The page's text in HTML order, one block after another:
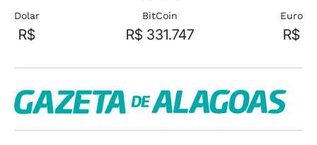
Dolar
R$
BitCoin
R$ 331.747
Euro
R$